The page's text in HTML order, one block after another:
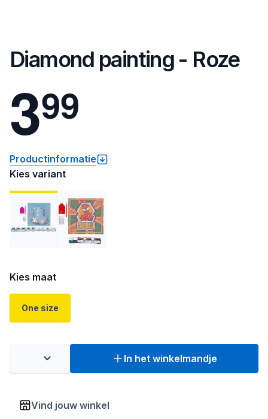
Diamond painting - Roze
399
Productinformatie
Kies variant
Kies maat
One size
In het winkelmandje
Vind jouw winkel